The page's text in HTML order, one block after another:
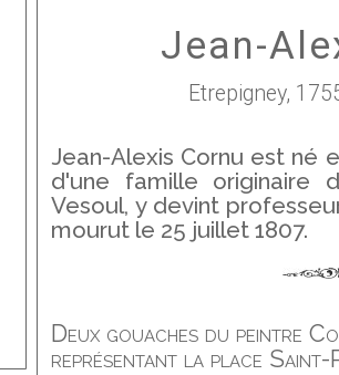
Jean-
Etrepigney,
Jean-Alexis Cornu est né
d'une famille originaire
Vesoul, y devint
mourut le 25 juillet 1807.
Deux gouaches du peintre
représentant la place Saint-